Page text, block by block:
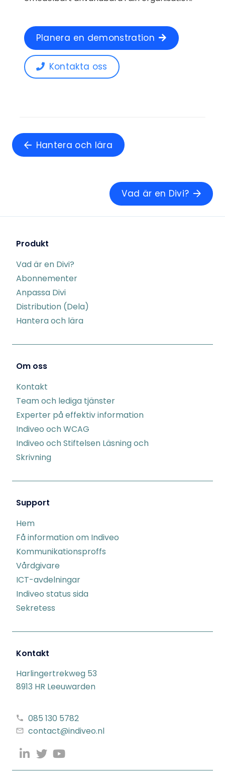
Planera en demonstration
Kontakta oss
Hantera och lära
Vad är en Divi?
Produkt
Vad är en Divi?
Abonnementer
Anpassa Divi
Distribution (Dela)
Hantera och lära
Om oss
Kontakt
Team och lediga tjänster
Experter på effektiv information
Indiveo och WCAG
Indiveo och Stiftelsen Läsning och
Skrivning
Support
Hem
Få information om Indiveo
Kommunikationsproffs
Vårdgivare
ICT-avdelningar
Indiveo status sida
Sekretess
Kontakt
Harlingertrekweg 53
8913 HR Leeuwarden
085 130 5782
contact@indiveo.nl